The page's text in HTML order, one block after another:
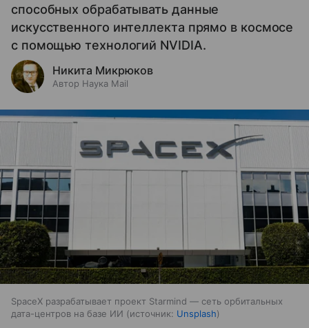
способных обрабатывать данные
искусственного интеллекта прямо в космосе
с помощью технологий NVIDIA.
Никита Микрюков
Автор Наука Mail
SpaceX разрабатывает проект Starmind — сеть орбитальных
дата-центров на базе ИИ
источник: Unsplash